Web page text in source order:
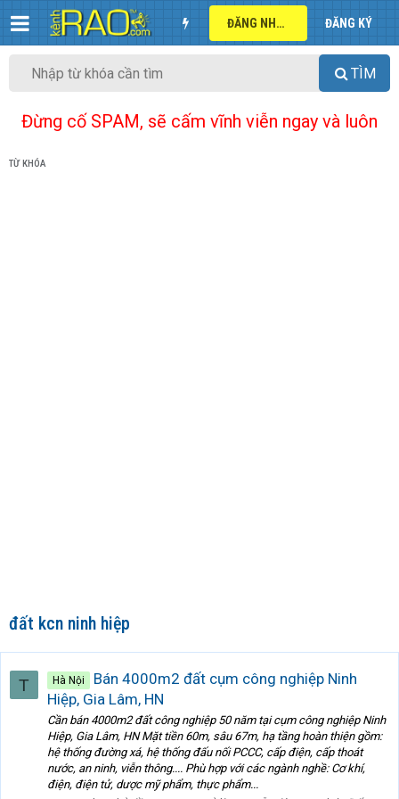
ĐĂNG NHẬP ĐĂNG KÝ
TÌM
Đừng cố SPAM, sẽ cấm vĩnh viễn ngay và luôn
TỪ KHÓA
đất kcn ninh hiệp
T Hà Nội
Bán 4000m2 đất cụm công nghiệp Ninh
Hiệp, Gia Lâm, HN
Cần bán 4000m2 đất công nghiệp 50 năm tại cụm công nghiệp Ninh
Hiệp, Gia Lâm, HN Mặt tiền 60m, sâu 67m, hạ tầng hoàn thiện gồm:
hệ thống đường xá, hệ thống đấu nối PCCC, cấp điện, cấp thoát
nước, an ninh, viễn thông.... Phù hợp với các ngành nghề: Cơ khí,
điện, điện tử, dược mỹ phẩm, thực phẩm...